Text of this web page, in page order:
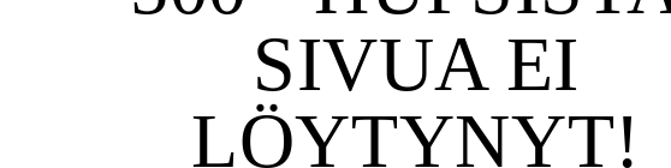
SIVUA EI
LÖYTYNYT!